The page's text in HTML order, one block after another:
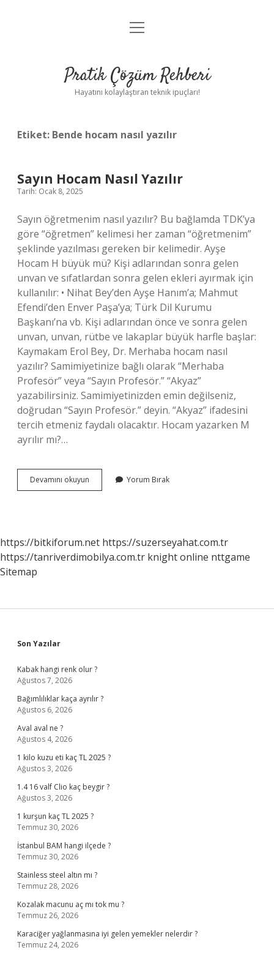
Anasayfa
Yasal Uyarı
menüyü
Pratik Çözüm Rehberi
Hayatını kolaylaştıran teknik ipuçları!
Etiket: Bende hocam nasıl yazılır
Sayın Hocam Nasıl Yazılır
Tarih: Ocak 8, 2025
Sayın öğretmenim nasıl yazılır? Bu bağlamda TDK’ya
göre “öğretmen” kelimesi her zaman “öğretmenim”
şeklinde yazılması gereken bir kelimedir. Ayşe
Hocam H büyük mü? Kişi adlarından sonra gelen
unvan ve sıfatlardan sonra gelen ekleri ayırmak için
kullanılır: • Nihat Bey’den Ayşe Hanım’a; Mahmut
Efendi’den Enver Paşa’ya; Türk Dil Kurumu
Başkanı’na vb. Kişi adlarından önce ve sonra gelen
unvan, unvan, rütbe ve lakaplar büyük harfle başlar:
Kaymakam Erol Bey, Dr. Merhaba hocam nasıl
yazılır? Samimiyetinize bağlı olarak “Merhaba
Profesör” veya “Sayın Profesör.” “Akyaz”
yazabilirsiniz. Samimiyetinizden emin değilseniz,
doğrudan “Sayın Profesör.” deyin. “Akyaz” ifadesini
tercih etmeniz faydalı olacaktır. Hocam yazarken M
ayrılır mı?…
Devamını okuyun
Hocam
Yorum Bırak
https://bitkiforum.net https://suzerseyahat.com.tr
https://tanriverdimobilya.com.tr knight online nttgame
Sitemap
Sidebar
Son Yazılar
Kabak hangi renk olur ?
Ağustos 7, 2026
Bağımlılıklar kaça ayrılır ?
Ağustos 6, 2026
Aval aval ne ?
Ağustos 4, 2026
1 kilo kuzu eti kaç TL 2025 ?
Ağustos 3, 2026
1.4 16 valf Clio kaç beygir ?
Ağustos 3, 2026
1 kurşun kaç TL 2025 ?
Temmuz 30, 2026
İstanbul BAM hangi ilçede ?
Temmuz 30, 2026
Stainless steel altın mı ?
Temmuz 28, 2026
Kozalak macunu aç mı tok mu ?
Temmuz 26, 2026
Karaciğer yağlanmasına iyi gelen yemekler nelerdir ?
Temmuz 24, 2026